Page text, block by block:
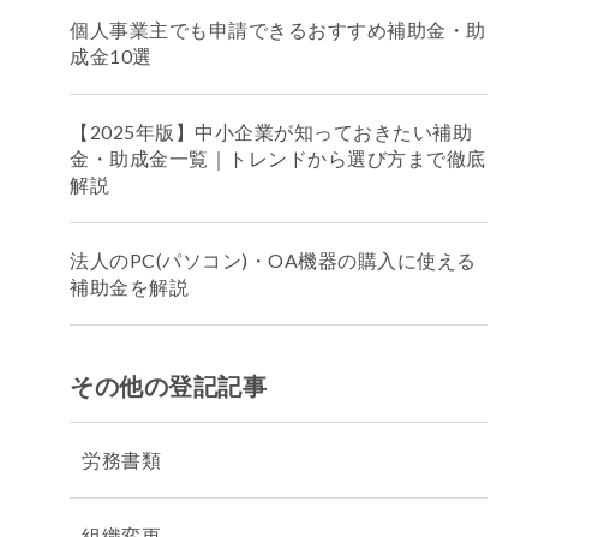
個人事業主でも申請できるおすすめ補助金・助
成金10選
【2025年版】中小企業が知っておきたい補助
金・助成金一覧｜トレンドから選び方まで徹底
解説
法人のPC(パソコン)・OA機器の購入に使える
補助金を解説
その他の登記記事
労務書類